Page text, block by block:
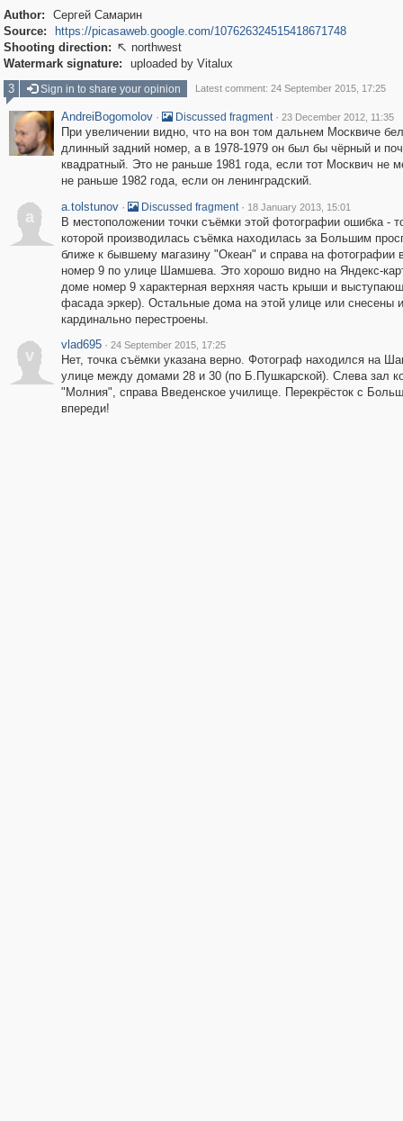
Author:
Сергей Самарин
Source:
https://picasaweb.google.com/107626324515418671748
Shooting direction:  northwest
Watermark signature:
uploaded by Vitalux
3
Sign in to share your opinion Latest comment: 24 September 2015, 17:25
AndreiBogomolov · Discussed fragment · 23 December 2012, 11:35
При увеличении видно, что на вон том дальнем Москвиче
длинный задний номер, а в 1978-1979 он был бы чёрный и
квадратный. Это не раньше 1981 года, если тот Москвич не
не раньше 1982 года, если он ленинградский.
a
a.tolstunov · Discussed fragment · 18 January 2013, 15:01
В местоположении точки съёмки этой фотографии ошибка -
которой производилась съёмка находилась за Большим
ближе к бывшему магазину "Океан" и справа на фотографии
номер 9 по улице Шамшева. Это хорошо видно на Яндекс-
доме номер 9 характерная верхняя часть крыши и
фасада эркер). Остальные дома на этой улице или снесены
кардинально перестроены.
v
vlad695 · 24 September 2015, 17:25
Нет, точка съёмки указана верно. Фотограф находился на
улице между домами 28 и 30 (по Б.Пушкарской). Слева зал
"Молния", справа Введенское училище. Перекрёсток с
впереди!